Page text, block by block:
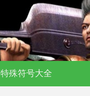
特殊符号大全